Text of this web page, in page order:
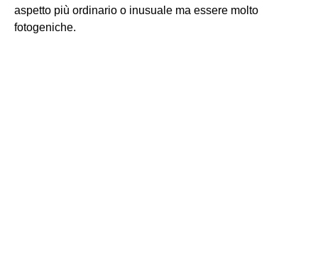
aspetto più ordinario o inusuale ma essere molto
fotogeniche.